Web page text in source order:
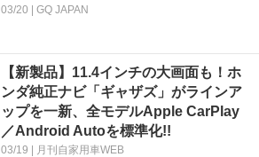
03/20 | GQ JAPAN
【新製品】11.4インチの大画面も！ホ
ンダ純正ナビ「ギャザズ」がラインア
ップを一新、全モデルApple CarPlay
／Android Autoを標準化!!
03/19 | 月刊自家用車WEB